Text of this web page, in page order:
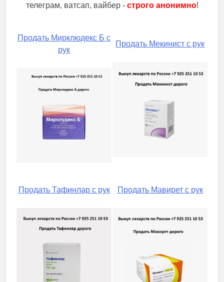
телеграм, ватсап, вайбер - строго анонимно!
Продать Мирклюдекс Б с
рук
Продать Мекинист с рук
Продать Тафинлар с рук Продать Мавирет с рук